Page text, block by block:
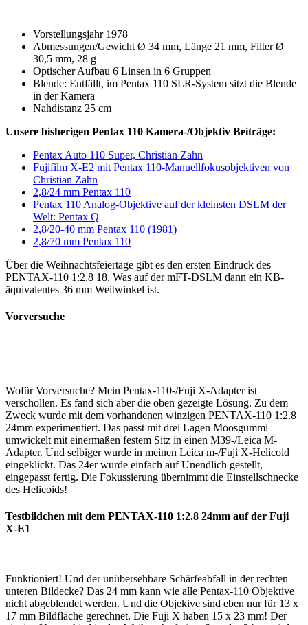
Vorstellungsjahr 1978
Abmessungen/Gewicht Ø 34 mm, Länge 21 mm, Filter Ø
30,5 mm, 28 g
Optischer Aufbau 6 Linsen in 6 Gruppen
Blende: Entfällt, im Pentax 110 SLR-System sitzt die Blende
in der Kamera
Nahdistanz 25 cm
Unsere bisherigen Pentax 110 Kamera-/Objektiv Beiträge:
Pentax Auto 110 Super, Christian Zahn
Fujifilm X-E2 mit Pentax 110-Manuellfokusobjektiven von
Christian Zahn
2,8/24 mm Pentax 110
Pentax 110 Analog-Objektive auf der kleinsten DSLM der
Welt: Pentax Q
2,8/20-40 mm Pentax 110 (1981)
2,8/70 mm Pentax 110
Über die Weihnachtsfeiertage gibt es den ersten Eindruck des
PENTAX-110 1:2.8 18. Was auf der mFT-DSLM dann ein KB-
äquivalentes 36 mm Weitwinkel ist.
Vorversuche
Wofür Vorversuche? Mein Pentax-110-/Fuji X-Adapter ist
verschollen. Es fand sich aber die oben gezeigte Lösung. Zu dem
Zweck wurde mit dem vorhandenen winzigen PENTAX-110 1:2.8
24mm experimentiert. Das passt mit drei Lagen Moosgummi
umwickelt mit einermaßen festem Sitz in einen M39-/Leica M-
Adapter. Und selbiger wurde in meinen Leica m-/Fuji X-Helicoid
eingeklickt. Das 24er wurde einfach auf Unendlich gestellt,
eingepasst fertig. Die Fokussierung übernimmt die Einstellschnecke
des Helicoids!
Testbildchen mit dem PENTAX-110 1:2.8 24mm auf der Fuji
X-E1
Funktioniert! Und der unübersehbare Schärfeabfall in der rechten
unteren Bildecke? Das 24 mm kann wie alle Pentax-110 Objektive
nicht abgeblendet werden. Und die Objekive sind eben nur für 13 x
17 mm Bildfläche gerechnet. Die Fuji X haben 15 x 23 mm! Der